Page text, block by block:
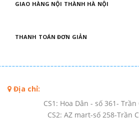
GIAO HÀNG NỘI THÀNH HÀ NỘI
THANH TOÁN ĐƠN GIẢN
Địa chỉ:
CS1: Hoa Dân - số 361-
CS2: AZ mart-số 258-Trần